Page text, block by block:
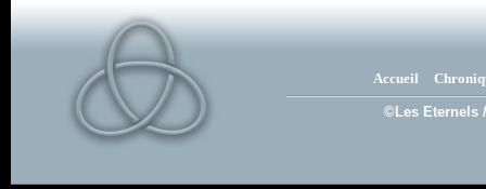
Accueil
©Les Eternels